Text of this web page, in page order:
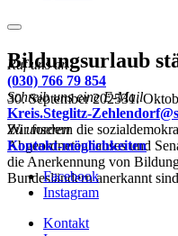
Menu
Bildungsurlaub
30. September 202531.
Wir fordern die
Abgeordnetenhauses und
die Anerkennung von
Bundesländern anerkannt
Ruf uns an
(030) 766 79 854
Schreib uns eine E-Mail
Kreis.Steglitz-
Zu unseren
Kontakt-möglichkeiten
Facebook
Instagram
Kontakt